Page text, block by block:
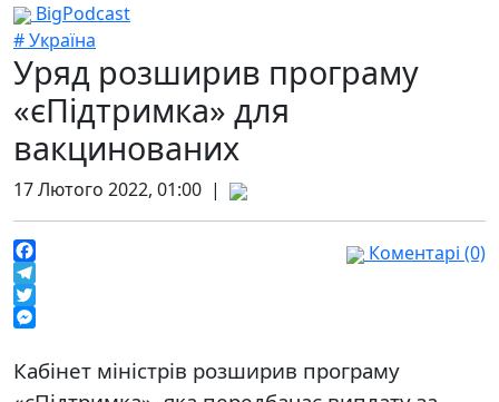
BigPodcast
# Україна
Уряд розширив програму
«єПідтримка» для
вакцинованих
17 Лютого 2022, 01:00 |
Facebook
Telegram
Twitter
Коментарі (0)
Кабінет міністрів розширив програму